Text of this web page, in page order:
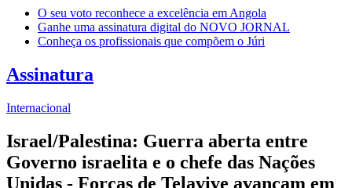
O seu voto reconhece a excelência em Angola
Ganhe uma assinatura digital do NOVO JORNAL
Conheça os profissionais que compõem o Júri
Assinatura
Internacional
Israel/Palestina: Guerra aberta entre
Governo israelita e o chefe das Nações
Unidas - Forças de Telavive avançam em